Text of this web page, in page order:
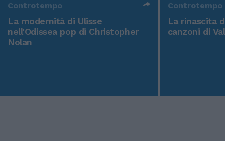
Controtempo
La modernità di Ulisse
nell'Odissea pop di Christopher
Nolan
Controtempo
La rinascita
canzoni di